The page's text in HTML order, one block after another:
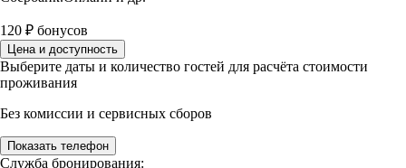
120 ₽ бонусов
Цена и доступность
Выберите даты и количество гостей для расчёта стоимости
проживания
Без комиссии и сервисных сборов
Показать телефон
Служба бронирования: